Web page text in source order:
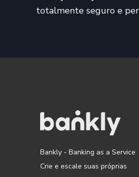
totalmente seguro e
Bankly - Banking as a Service
Crie e escale suas próprias